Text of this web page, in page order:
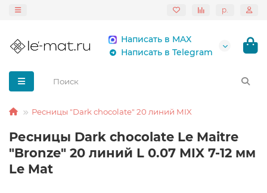
р.
Написать в MAX
Написать в Telegram
Ресницы "Dark chocolate" 20 линий MIX
Ресницы Dark chocolate Le Maitre
"Bronze" 20 линий L 0.07 MIX 7-12 мм
Le Mat